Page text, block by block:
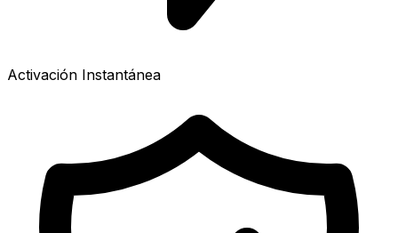
Activación Instantánea